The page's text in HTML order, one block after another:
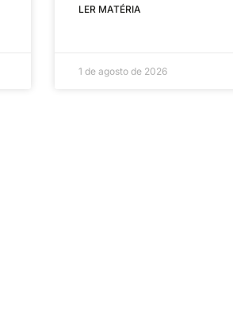
LER MATÉRIA
1 de agosto de 2026